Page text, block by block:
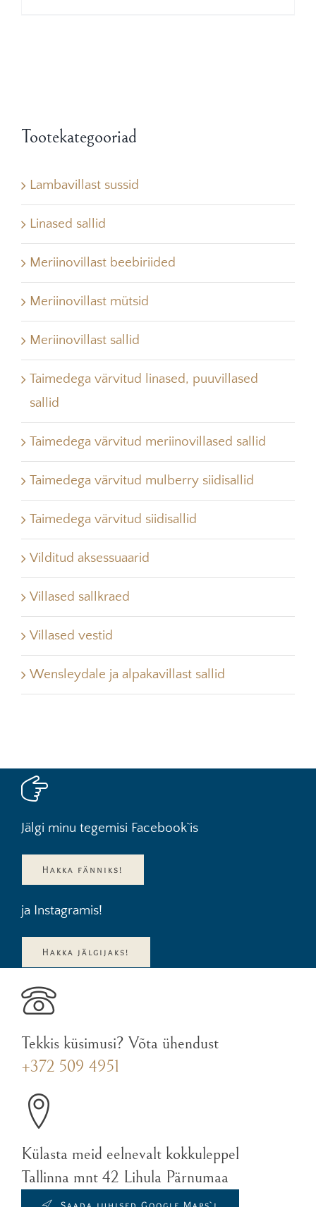
Tootekategooriad
Lambavillast sussid
Linased sallid
Meriinovillast beebiriided
Meriinovillast mütsid
Meriinovillast sallid
Taimedega värvitud linased, puuvillased
sallid
Taimedega värvitud meriinovillased sallid
Taimedega värvitud mulberry siidisallid
Taimedega värvitud siidisallid
Vilditud aksessuaarid
Villased sallkraed
Villased vestid
Wensleydale ja alpakavillast sallid
Jälgi minu tegemisi Facebook`is
Hakka fänniks!
ja Instagramis!
Hakka jälgijaks!
Tekkis küsimusi? Võta ühendust
+372 509 4951
Külasta meid eelnevalt kokkuleppel
Tallinna mnt 42 Lihula Pärnumaa